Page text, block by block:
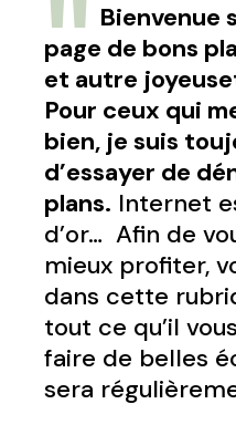
Bienvenue
page de bons
et autre
Pour ceux qui
bien, je suis
d’essayer de
plans. Internet
d’or… Afin de
mieux profiter,
dans cette
tout ce qu’il
faire de belles
sera